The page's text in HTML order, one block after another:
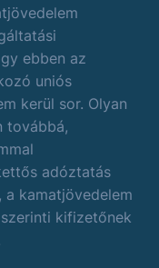
ebben az
uniós
kerül sor. Olyan
továbbá,
adóztatás
a kamatjövedelem
kifizetőnek